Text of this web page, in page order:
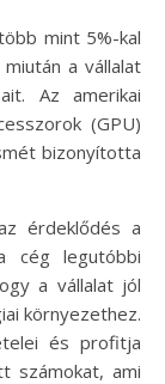
a vállalat
Az amerikai
(GPU)
bizonyította
érdeklődés a
cég legutóbbi
a vállalat jól
környezethez.
és profitja
számokat, ami